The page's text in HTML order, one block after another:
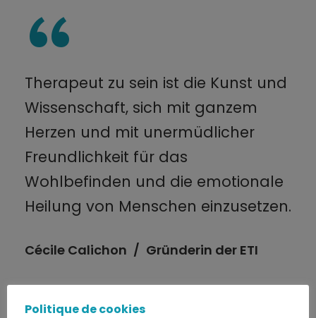
“
Therapeut zu sein ist die Kunst und
Wissenschaft, sich mit ganzem
Herzen und mit unermüdlicher
Freundlichkeit für das
Wohlbefinden und die emotionale
Heilung von Menschen einzusetzen.
Cécile Calichon Gründerin der ETI
Politique de cookies